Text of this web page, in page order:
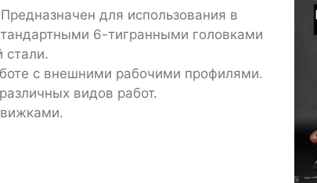
для использования в
6-тигранными головками
стали.
с внешними рабочими профилями.
видов работ.